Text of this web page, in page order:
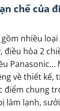
chế của
nhiều
, điều hòa 2
Panasonic…
về thiết kế,
điểm chung
làm lạnh,